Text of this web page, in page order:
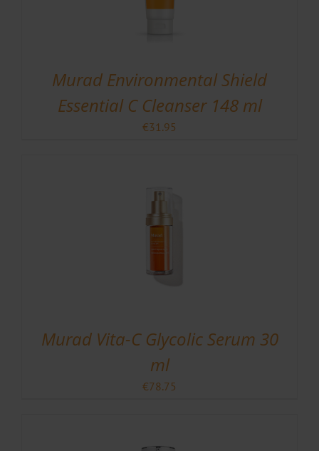
Murad Environmental Shield
Essential C Cleanser 148 ml
€31.95
Murad Vita-C Glycolic Serum 30
ml
€78.75